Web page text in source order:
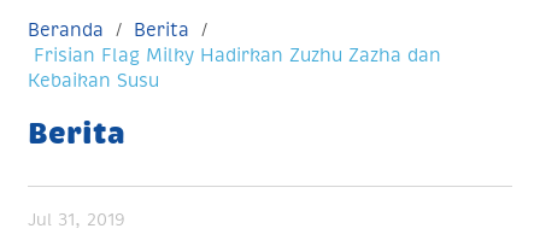
Beranda
Berita
Frisian Flag Milky Hadirkan Zuzhu Zazha dan
Kebaikan Susu
Berita
Jul 31, 2019